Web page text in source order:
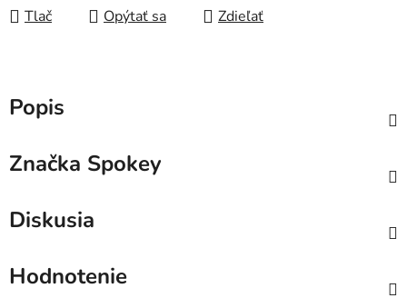
Tlač
Opýtať sa Zdieľať
Popis
Značka Spokey
Diskusia
Hodnotenie